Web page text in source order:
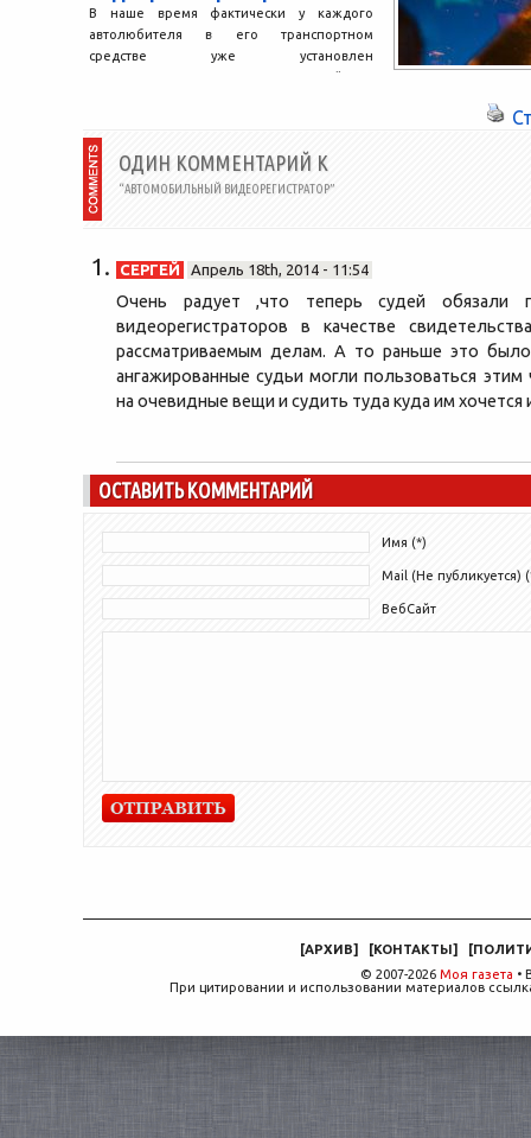
В наше время фактически у каждого
автолюбителя в его транспортном
средстве уже установлен
видеорегистратор — устройство,
ОДИН КОММЕНТАРИЙ К
“АВТОМОБИЛЬНЫЙ ВИДЕОРЕГИСТРАТОР”
СЕРГЕЙ Апрель 18th, 2014 - 11:54
Очень радует ,что теперь судей обязали
видеорегистраторов в качестве
рассматриваемым делам. А то раньше это
ангажированные судьи могли пользоваться этим
на очевидные вещи и судить туда куда им хочется
ОСТАВИТЬ КОММЕНТАРИЙ
Имя (*)
Mail (Не публикуется)
ВебСайт
[АРХИВ] [КОНТАКТЫ] [
© 2007-2026 Моя газета •
При цитировании и использовании материалов